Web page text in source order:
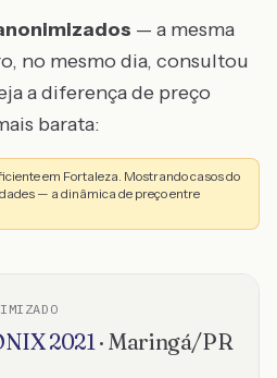
— a mesma
no mesmo dia, consultou
a diferença de preço
barata:
em Fortaleza. Mostrando casos do
— a dinâmica de preço entre
2021· Maringá/PR